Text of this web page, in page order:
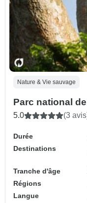
Nature & Vie sauvage
Parc national
5.0 (3
Durée
Destinations
Tranche d'âge
Régions
Langue